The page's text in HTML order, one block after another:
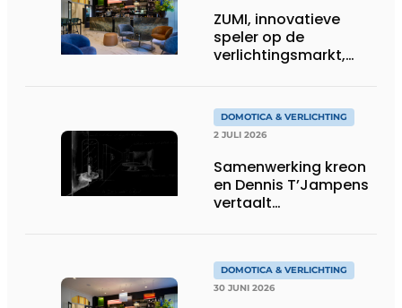
ZUMI, innovatieve
speler op de
verlichtingsmarkt,
DOMOTICA & VERLICHTING
2 JULI 2026
Samenwerking kreon
en Dennis T’Jampens
vertaalt
sfeervolle verlichting
DOMOTICA & VERLICHTING
30 JUNI 2026